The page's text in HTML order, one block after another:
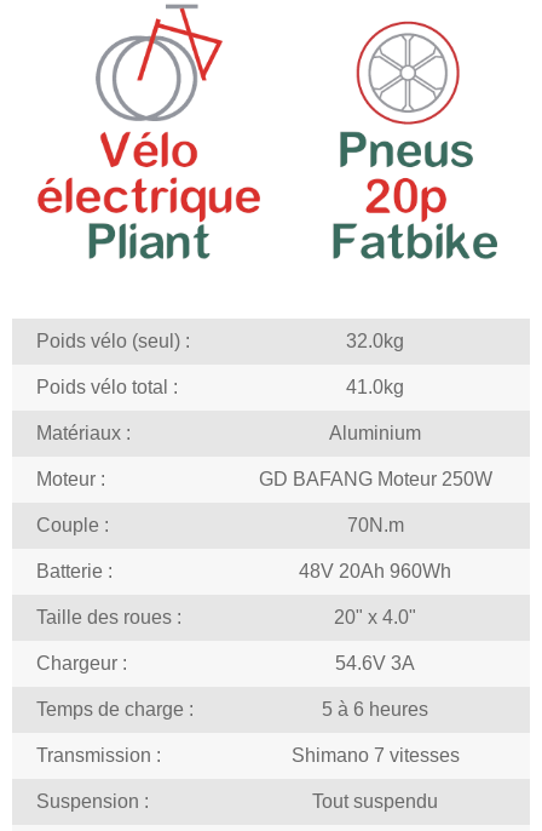
Poids vélo (seul) : 32.0kg
Poids vélo total : 41.0kg
Matériaux : Aluminium
Moteur : GD BAFANG Moteur 250W
Couple : 70N.m
Batterie : 48V 20Ah 960Wh
Taille des roues : 20" x 4.0"
Chargeur : 54.6V 3A
Temps de charge : 5 à 6 heures
Transmission : Shimano 7 vitesses
Suspension : Tout suspendu